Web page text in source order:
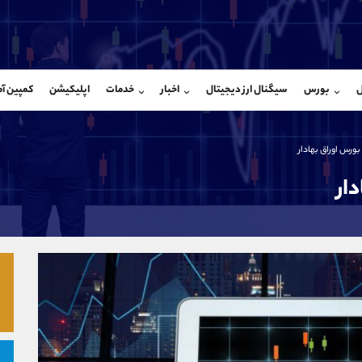
بورس سیگنال ارز دیجیتال اخبار خدمات اپلیکیشن کمپین
اوراق بهادار
شروع گفتگو
@Armteam_admin_por
شروع
تلگرام